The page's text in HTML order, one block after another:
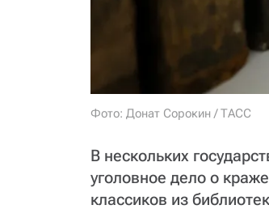
Фото: Донат Сорокин / ТАСС
В нескольких
уголовное дело о
классиков из